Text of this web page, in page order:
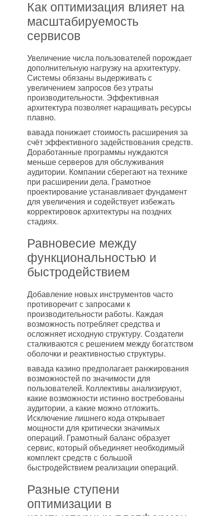
Как оптимизация влияет на
масштабируемость
сервисов
Увеличение числа пользователей порождает
дополнительную нагрузку на архитектуру.
Системы обязаны выдерживать с
увеличением запросов без утраты
производительности. Эффективная
архитектура позволяет наращивать ресурсы
плавно.
вавада понижает стоимость расширения за
счёт эффективного задействования средств.
Доработанные программы нуждаются
меньше серверов для обслуживания
аудитории. Компании сберегают на технике
при расширении дела. Грамотное
проектирование устанавливает фундамент
для увеличения и содействует избежать
корректировок архитектуры на поздних
стадиях.
Равновесие между
функциональностью и
быстродействием
Добавление новых инструментов часто
противоречит с запросами к
производительности работы. Каждая
возможность потребляет средства и
осложняет исходную структуру. Создатели
сталкиваются с решением между богатством
оболочки и реактивностью структуры.
вавада казино предполагает ранжирования
возможностей по значимости для
пользователей. Коллективы анализируют,
какие возможности истинно востребованы
аудитории, а какие можно отложить.
Исключение лишнего кода открывает
мощности для критически значимых
операций. Грамотный баланс образует
сервис, который объединяет необходимый
комплект средств с большой
быстродействием реализации операций.
Разные ступени
оптимизации в